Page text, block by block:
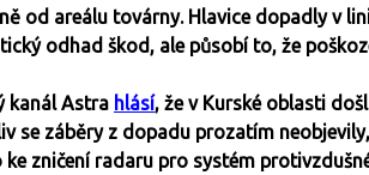
od areálu továrny. Hlavice dopadly v
odhad škod, ale působí to, že
kanál Astra hlásí, že v Kurské oblasti
se záběry z dopadu prozatím
ke zničení radaru pro systém